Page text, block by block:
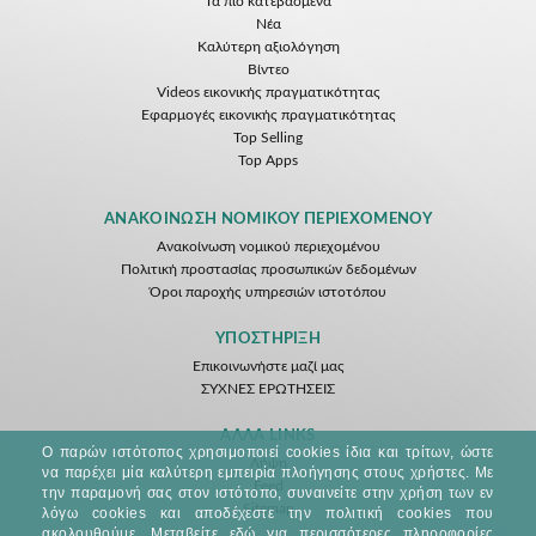
Νέα
Kαλύτερη αξιολόγηση
Βίντεο
Videos εικονικής πραγματικότητας
Εφαρμογές εικονικής πραγματικότητας
Top Selling
Top Apps
ΑΝΑΚΟΊΝΩΣΗ ΝΟΜΙΚΟΎ ΠΕΡΙΕΧΟΜΈΝΟΥ
Ανακοίνωση νομικού περιεχομένου
Πολιτική προστασίας προσωπικών δεδομένων
Όροι παροχής υπηρεσιών ιστοτόπου
ΥΠΟΣΤΉΡΙΞΗ
Επικοινωνήστε μαζί μας
ΣΥΧΝΕΣ ΕΡΩΤΗΣΕΙΣ
ΆΛΛΑ LINKS
Λήψη
Sitemap
Ο παρών ιστότοπος χρησιμοποιεί cookies ίδια και τρίτων, ώστε
να παρέχει μία καλύτερη εμπειρία πλοήγησης στους χρήστες. Με
την παραμονή σας στον ιστότοπο, συναινείτε στην χρήση των εν
λόγω cookies και αποδέχεστε την πολιτική cookies που